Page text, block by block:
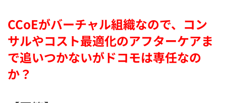
CCoEがバーチャル組織なので、コン
サルやコスト最適化のアフターケアま
で追いつかないがドコモは専任なの
か？